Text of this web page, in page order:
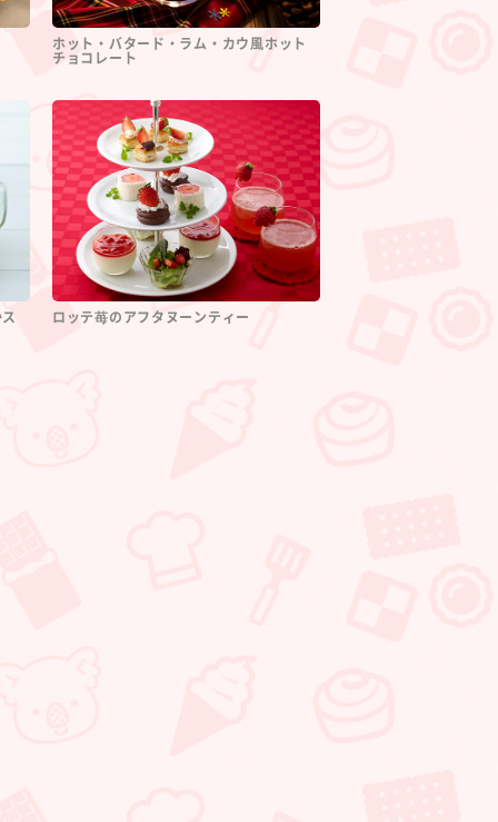
ホット・バタード・ラム・カウ風ホット
チョコレート
ロッテ苺のアフタヌーンティー